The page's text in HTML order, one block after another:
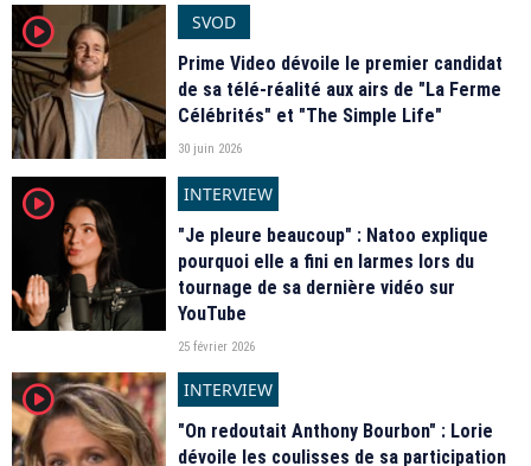
player2
SVOD
Prime Video dévoile le premier candidat
de sa télé-réalité aux airs de "La Ferme
Célébrités" et "The Simple Life"
30 juin 2026
player2
INTERVIEW
"Je pleure beaucoup" : Natoo explique
pourquoi elle a fini en larmes lors du
tournage de sa dernière vidéo sur
YouTube
25 février 2026
player2
INTERVIEW
"On redoutait Anthony Bourbon" : Lorie
dévoile les coulisses de sa participation